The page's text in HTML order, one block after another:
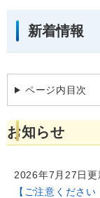
新着情報
ページ内目次
お知らせ
2026年7月27日更
【ご注意くださ